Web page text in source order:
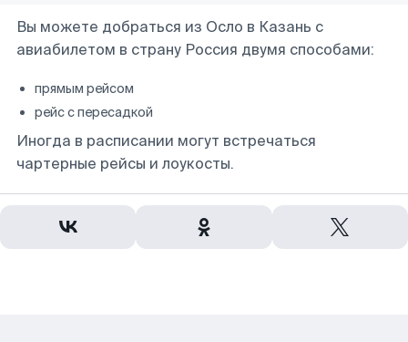
Вы можете добраться из Осло в Казань с
авиабилетом в страну Россия двумя способами:
прямым рейсом
рейс с пересадкой
Иногда в расписании могут встречаться
чартерные рейсы и лоукосты.